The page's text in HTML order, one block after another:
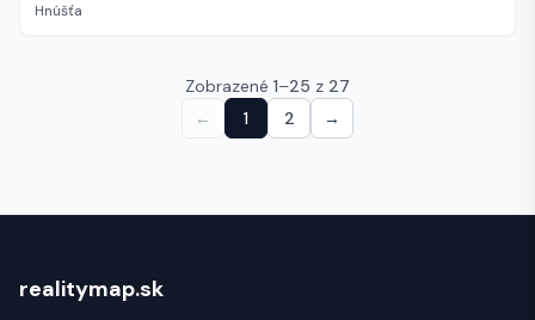
Hnúšťa
Zobrazené 1–25 z 27
←
1 2 →
realitymap.sk